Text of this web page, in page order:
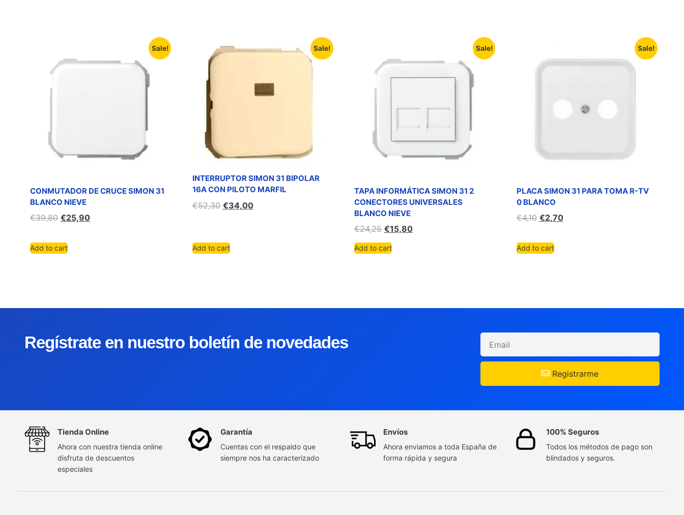
Sale!
CONMUTADOR DE CRUCE SIMON 31
BLANCO NIEVE
€39,80 €25,90
Add to cart
Sale!
INTERRUPTOR SIMON 31 BIPOLAR
16A CON PILOTO MARFIL
€52,30 €34,00
Add to cart
Sale!
TAPA INFORMÁTICA SIMON 31 2
CONECTORES UNIVERSALES
BLANCO NIEVE
€24,25 €15,80
Add to cart
Sale!
PLACA SIMON 31 PARA TOMA R-TV
0 BLANCO
€4,10 €2,70
Add to cart
Regístrate en nuestro boletín de novedades
Registrarme
Tienda Online
Ahora con nuestra tienda online
disfruta de descuentos
especiales
Garantía
Cuentas con el respaldo que
siempre nos ha caracterizado
Envíos
Ahora enviamos a toda España de
forma rápida y segura
100% Seguros
Todos los métodos de pago son
blindados y seguros.